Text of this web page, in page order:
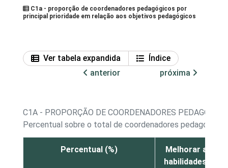
C1a - proporção de coordenadores pedagógicos por
principal prioridade em relação aos objetivos pedagógicos
Ver tabela expandida
Índice
anterior
próxima
C1A - PROPORÇÃO DE COORDENADORES
Percentual sobre o total de coordenadores pedagógicos
Percentual (%)
Melhorar as
habilidades e